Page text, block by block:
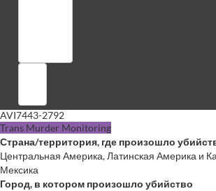
AVI7443-2792
Trans Murder Monitoring
Страна/территория, где произошло
Центральная Америка, Латинская Америка и
Мексика
Город, в котором произошло убийство